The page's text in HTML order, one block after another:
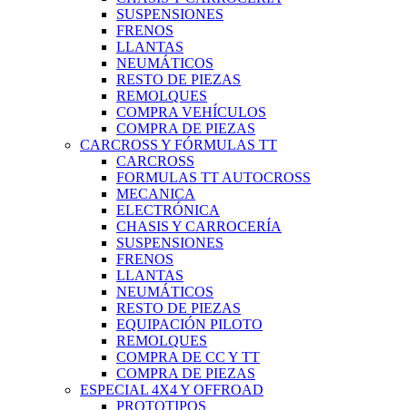
SUSPENSIONES
FRENOS
LLANTAS
NEUMÁTICOS
RESTO DE PIEZAS
REMOLQUES
COMPRA VEHÍCULOS
COMPRA DE PIEZAS
CARCROSS Y FÓRMULAS TT
CARCROSS
FORMULAS TT AUTOCROSS
MECANICA
ELECTRÓNICA
CHASIS Y CARROCERÍA
SUSPENSIONES
FRENOS
LLANTAS
NEUMÁTICOS
RESTO DE PIEZAS
EQUIPACIÓN PILOTO
REMOLQUES
COMPRA DE CC Y TT
COMPRA DE PIEZAS
ESPECIAL 4X4 Y OFFROAD
PROTOTIPOS